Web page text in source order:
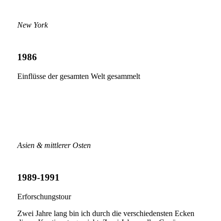
New York
1986
Einflüsse der gesamten Welt gesammelt
Asien & mittlerer Osten
1989-1991
Erforschungstour
Zwei Jahre lang bin ich durch die verschiedensten Ecken